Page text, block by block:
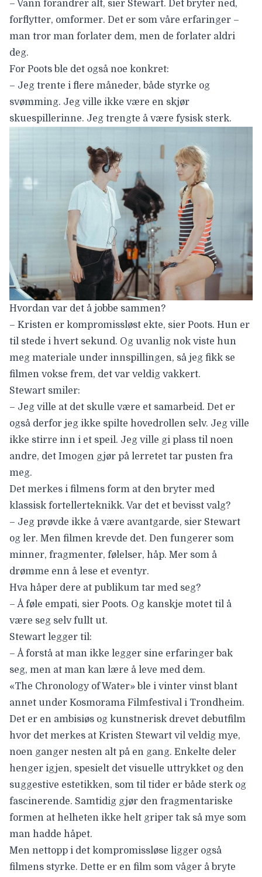
– Vann forandrer alt, sier Stewart. Det bryter ned,
forflytter, omformer. Det er som våre erfaringer –
man tror man forlater dem, men de forlater aldri
deg.
For Poots ble det også noe konkret:
– Jeg trente i flere måneder, både styrke og
svømming. Jeg ville ikke være en skjør
skuespillerinne. Jeg trengte å være fysisk sterk.
Hvordan var det å jobbe sammen?
– Kristen er kompromissløst ekte, sier Poots. Hun er
til stede i hvert sekund. Og uvanlig nok viste hun
meg materiale under innspillingen, så jeg fikk se
filmen vokse frem, det var veldig vakkert.
Stewart smiler:
– Jeg ville at det skulle være et samarbeid. Det er
også derfor jeg ikke spilte hovedrollen selv. Jeg ville
ikke stirre inn i et speil. Jeg ville gi plass til noen
andre, det Imogen gjør på lerretet tar pusten fra
meg.
Det merkes i filmens form at den bryter med
klassisk fortellerteknikk. Var det et bevisst valg?
– Jeg prøvde ikke å være avantgarde, sier Stewart
og ler. Men filmen krevde det. Den fungerer som
minner, fragmenter, følelser, håp. Mer som å
drømme enn å lese et eventyr.
Hva håper dere at publikum tar med seg?
– Å føle empati, sier Poots. Og kanskje motet til å
være seg selv fullt ut.
Stewart legger til:
– Å forstå at man ikke legger sine erfaringer bak
seg, men at man kan lære å leve med dem.
«The Chronology of Water» ble i vinter vinst blant
annet under Kosmorama Filmfestival i Trondheim.
Det er en ambisiøs og kunstnerisk drevet debutfilm
hvor det merkes at Kristen Stewart vil veldig mye,
noen ganger nesten alt på en gang. Enkelte deler
henger igjen, spesielt det visuelle uttrykket og den
suggestive estetikken, som til tider er både sterk og
fascinerende. Samtidig gjør den fragmentariske
formen at helheten ikke helt griper tak så mye som
man hadde håpet.
Men nettopp i det kompromissløse ligger også
filmens styrke. Dette er en film som våger å bryte